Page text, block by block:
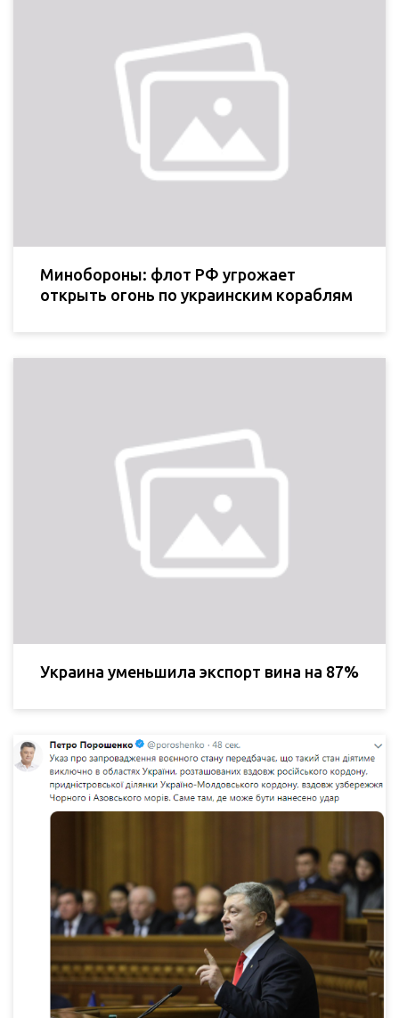
Минобороны: флот РФ угрожает
открыть огонь по украинским кораблям
Украина уменьшила экспорт вина на 87%